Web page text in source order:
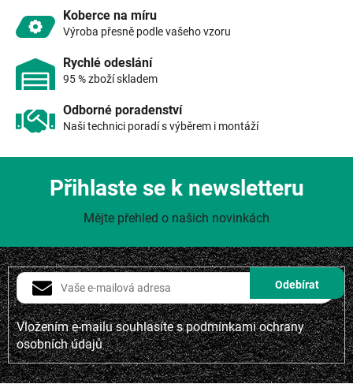
ý
Koberce na míru
Výroba přesně podle vašeho vzoru
Rychlé odeslání
95 % zboží skladem
Odborné poradenství
Naši technici poradí s výběrem i montáží
Vložením e-mailu souhlasíte spodmínkami ochrany
osobních údajů
Přihlaste se k newsletteru
Mějte přehled o našich novinkách